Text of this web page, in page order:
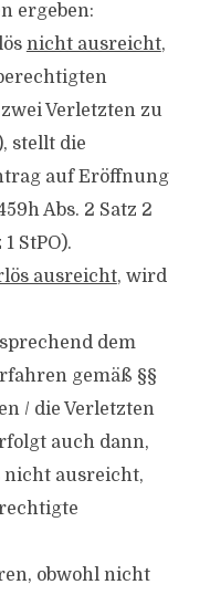
ergeben:
nicht ausreicht,
Verletzten zu
stellt die
auf Eröffnung
Abs. 2 Satz 2
1 StPO).
ausreicht, wird
dem
gemäß §§
/​ die Verletzten
auch dann,
nicht ausreicht,
obwohl nicht